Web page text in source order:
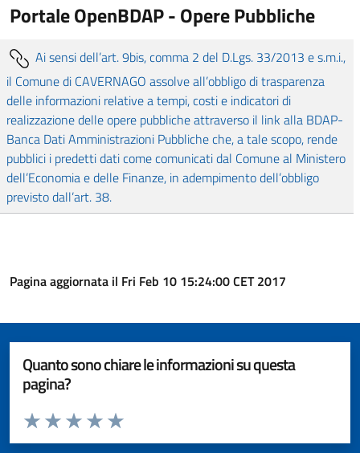
Portale OpenBDAP - Opere Pubbliche
Ai sensi dell’art. 9bis, comma 2 del D.Lgs. 33/2013 e s.m.i.,
il Comune di CAVERNAGO assolve all’obbligo di trasparenza
delle informazioni relative a tempi, costi e indicatori di
realizzazione delle opere pubbliche attraverso il link alla BDAP-
Banca Dati Amministrazioni Pubbliche che, a tale scopo, rende
pubblici i predetti dati come comunicati dal Comune al Ministero
dell’Economia e delle Finanze, in adempimento dell’obbligo
previsto dall’art. 38.
Pagina aggiornata il Fri Feb 10 15:24:00 CET 2017
Quanto sono chiare le informazioni su questa
pagina?
Valuta da 1 a 5 stelle la pagina
Valuta 5 stelle su 5
Valuta 4 stelle su 5
Valuta 3 stelle su 5
Valuta 2 stelle su 5
Valuta 1 stelle su 5